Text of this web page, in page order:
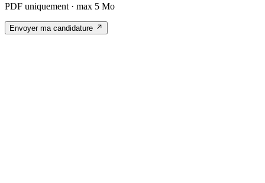
PDF uniquement · max 5 Mo
Envoyer ma candidature